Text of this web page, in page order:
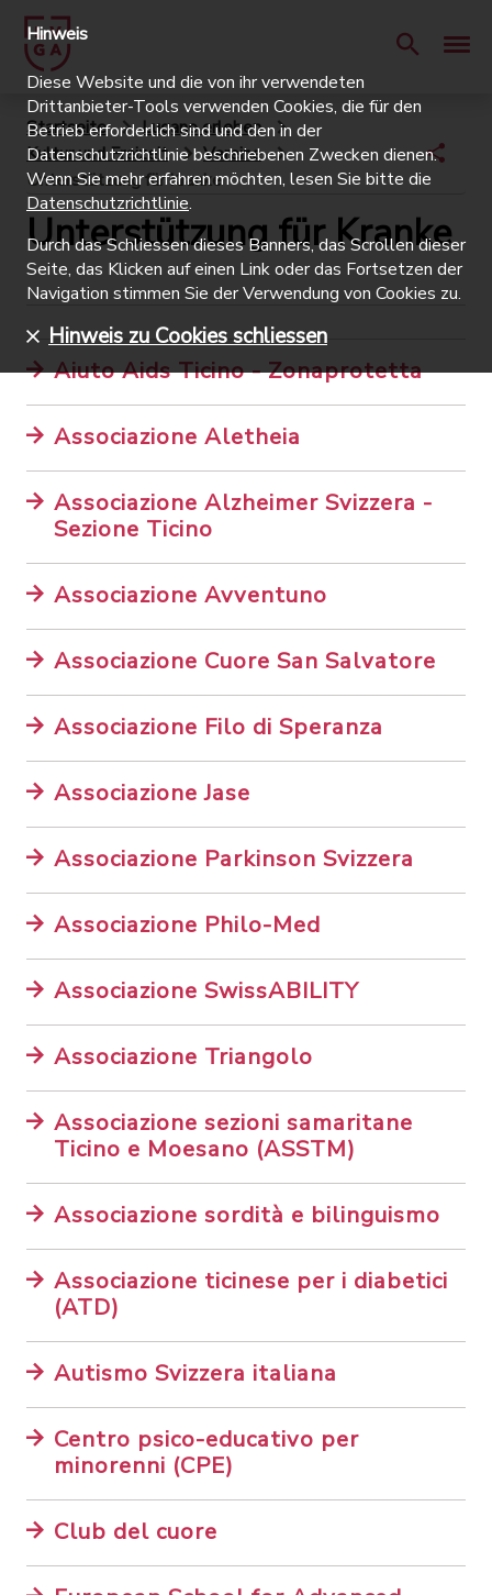
Startseite
Lugano erleben
Kultur und Freizeit
Vereine
Unterstützung für Kranke
Unterstützung für Kranke
Aiuto Aids Ticino - Zonaprotetta
Associazione Aletheia
Associazione Alzheimer Svizzera -
Sezione Ticino
Associazione Avventuno
Associazione Cuore San Salvatore
Associazione Filo di Speranza
Associazione Jase
Associazione Parkinson Svizzera
Associazione Philo-Med
Associazione SwissABILITY
Associazione Triangolo
Associazione sezioni samaritane
Ticino e Moesano (ASSTM)
Associazione sordità e bilinguismo
Associazione ticinese per i diabetici
(ATD)
Autismo Svizzera italiana
Centro psico-educativo per
minorenni (CPE)
Club del cuore
Hinweis
Diese Website und die von ihr verwendeten
Drittanbieter-Tools verwenden Cookies, die für den
Betrieb erforderlich sind und den in der
Datenschutzrichtlinie beschriebenen Zwecken dienen.
Wenn Sie mehr erfahren möchten, lesen Sie bitte die
Datenschutzrichtlinie.
Durch das Schliessen dieses Banners, das Scrollen dieser
Seite, das Klicken auf einen Link oder das Fortsetzen der
Navigation stimmen Sie der Verwendung von Cookies zu.
Hinweis zu Cookies schliessen